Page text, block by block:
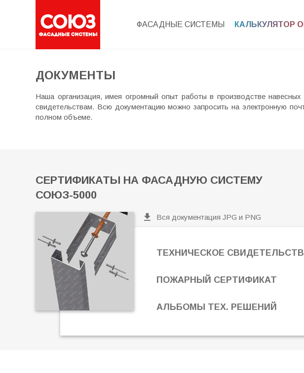
ФАСАДНЫЕ СИСТЕМЫ КАЛЬКУЛЯТОР
ДОКУМЕНТЫ
Наша организация, имея огромный опыт работы в производстве
свидетельствам. Всю документацию можно запросить на электронную
полном объеме.
СЕРТИФИКАТЫ НА ФАСАДНУЮ СИСТЕМУ
СОЮЗ-5000
Вся документация JPG и PNG
ТЕХНИЧЕСКОЕ
ПОЖАРНЫЙ СЕРТИФИКАТ
АЛЬБОМЫ ТЕХ. РЕШЕНИЙ